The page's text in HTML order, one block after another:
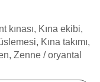
kınası, Kına ekibi,
Kına takımı,
Zenne / oryantal